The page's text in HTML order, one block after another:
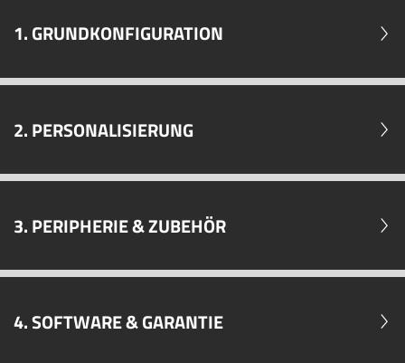
1. GRUNDKONFIGURATION
2. PERSONALISIERUNG
3. PERIPHERIE & ZUBEHÖR
4. SOFTWARE & GARANTIE